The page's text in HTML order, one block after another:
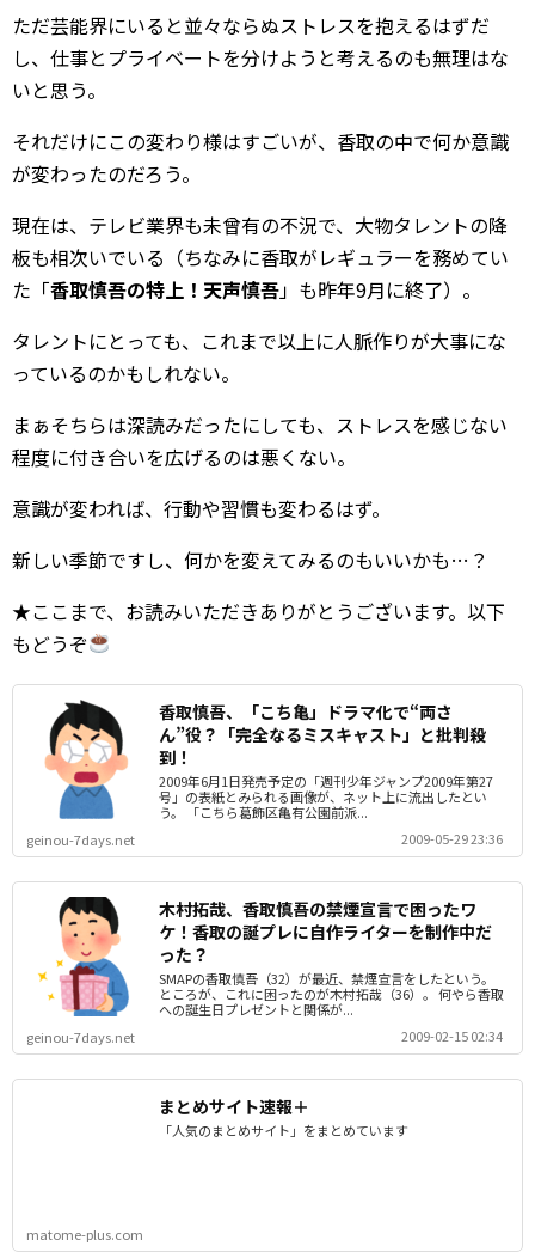
ただ芸能界にいると並々ならぬストレスを抱えるはずだ
し、仕事とプライベートを分けようと考えるのも無理はな
いと思う。
それだけにこの変わり様はすごいが、香取の中で何か意識
が変わったのだろう。
現在は、テレビ業界も未曾有の不況で、大物タレントの降
板も相次いでいる（ちなみに香取がレギュラーを務めてい
た「香取慎吾の特上！天声慎吾」も昨年9月に終了）。
タレントにとっても、これまで以上に人脈作りが大事にな
っているのかもしれない。
まぁそちらは深読みだったにしても、ストレスを感じない
程度に付き合いを広げるのは悪くない。
意識が変われば、行動や習慣も変わるはず。
新しい季節ですし、何かを変えてみるのもいいかも…？
★ここまで、お読みいただきありがとうございます。以下
もどうぞ
香取慎吾、「こち亀」ドラマ化で“両さ
ん”役？「完全なるミスキャスト」と批判殺
到！
2009年6月1日発売予定の「週刊少年ジャンプ2009年第27
号」の表紙とみられる画像が、ネット上に流出したとい
う。 「こちら葛飾区亀有公園前派...
geinou-7days.net
2009-05-29 23:36
木村拓哉、香取慎吾の禁煙宣言で困ったワ
ケ！香取の誕プレに自作ライターを制作中だ
った？
SMAPの香取慎吾（32）が最近、禁煙宣言をしたという。
ところが、これに困ったのが木村拓哉（36）。 何やら香取
への誕生日プレゼントと関係が...
geinou-7days.net
2009-02-15 02:34
まとめサイト速報＋
「人気のまとめサイト」をまとめています
matome-plus.com